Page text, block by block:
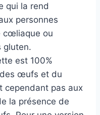
qui la rend
personnes
cœliaque ou
gluten.
est 100%
œufs et du
cependant pas aux
la présence de